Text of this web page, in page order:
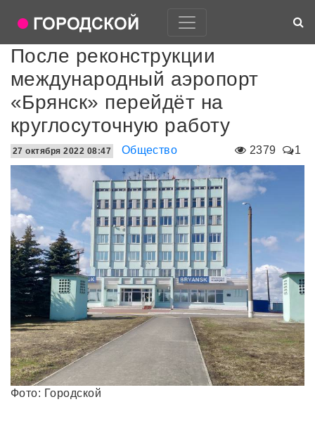
После реконструкции
международный аэропорт
«Брянск» перейдёт на
круглосуточную работу
2379 1
27 октября 2022 08:47 Общество
Фото: Городской